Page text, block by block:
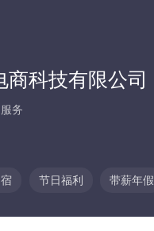
商科技有限公司
务
节日福利 带薪年假